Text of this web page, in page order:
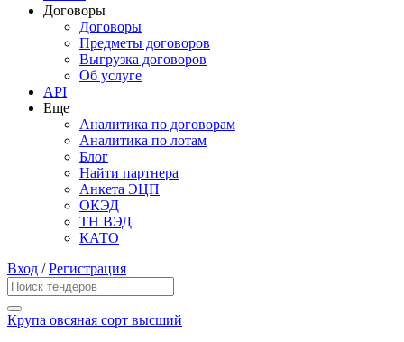
Договоры
Договоры
Предметы договоров
Выгрузка договоров
Об услуге
API
Еще
Аналитика по договорам
Аналитика по лотам
Блог
Найти партнера
Анкета ЭЦП
ОКЭД
ТН ВЭД
КАТО
Вход /Регистрация
Крупа овсяная сорт высший